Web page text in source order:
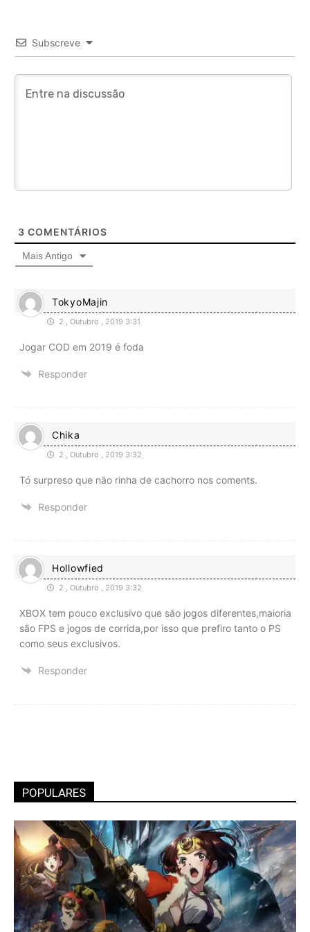
Subscreve
3 COMENTÁRIOS
Mais Antigo
TokyoMajin
2 , Outubro , 2019 3:31
Jogar COD em 2019 é foda
Responder
Chika
2 , Outubro , 2019 3:32
Tó surpreso que não rinha de cachorro nos coments.
Responder
Hollowfied
2 , Outubro , 2019 3:32
XBOX tem pouco exclusivo que são jogos diferentes,maioria
são FPS e jogos de corrida,por isso que prefiro tanto o PS
como seus exclusivos.
Responder
POPULARES